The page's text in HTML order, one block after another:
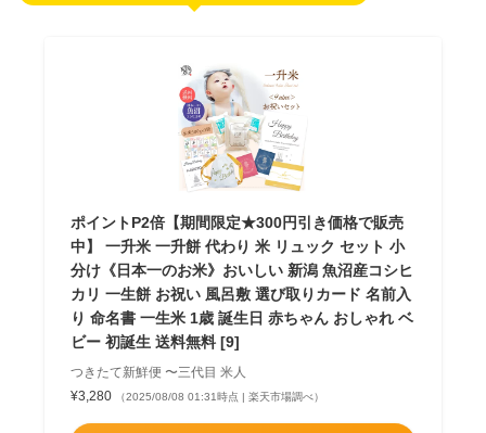
ポイントP2倍【期間限定★300円引き価格で販売
中】 一升米 一升餅 代わり 米 リュック セット 小
分け《日本一のお米》おいしい 新潟 魚沼産コシヒ
カリ 一生餅 お祝い 風呂敷 選び取りカード 名前入
り 命名書 一生米 1歳 誕生日 赤ちゃん おしゃれ ベ
ビー 初誕生 送料無料 [9]
つきたて新鮮便 〜三代目 米人
¥3,280
（2025/08/08 01:31時点 | 楽天市場調べ）